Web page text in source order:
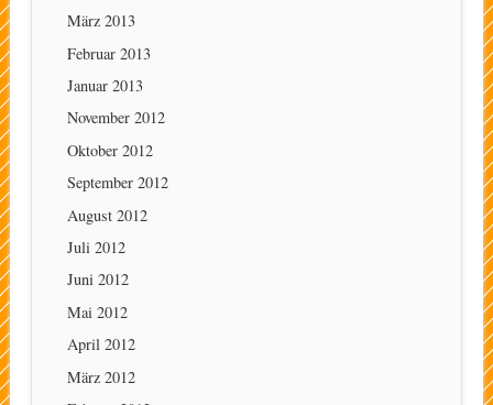
März 2013
Februar 2013
Januar 2013
November 2012
Oktober 2012
September 2012
August 2012
Juli 2012
Juni 2012
Mai 2012
April 2012
März 2012